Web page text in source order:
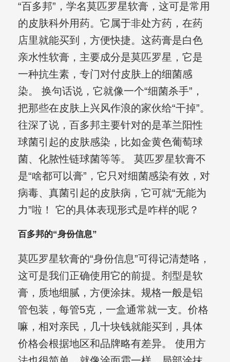
“百多邦”，学名莫匹罗星软膏，这可是常用
的皮肤科外用药。它属于非处方药，在药
店里就能买到，方便快捷。这药膏是白色
亲水性软膏，主要成分是莫匹罗星，它是
一种抗生素，专门对付皮肤上的细菌感
染。 换句话说，它就像一个“细菌杀手”，
把那些在皮肤上兴风作浪的家伙给“干掉”。
往深了说，百多邦主要针对的是革兰阳性
球菌引起的皮肤感染，比如金黄色葡萄球
菌、化脓性链球菌等等。 莫匹罗星软膏不
是“啥都可以膏”，它只对细菌感染有效，对
病毒、真菌引起的皮肤病，它可就“无能为
力”啦！ 它的具体表现形式是咋样的呢？
百多邦的“身份信息”
莫匹罗星软膏的“身份信息”可得记清楚咯，
这可是我们正确使用它的前提。剂型是软
膏，质地细腻，方便涂抹。规格一般是铝
管包装，每管5克，一盒通常就一支。价格
嘛，相对亲民，几十块钱就能买到，具体
价格会根据地区和品牌略有差异。 使用方